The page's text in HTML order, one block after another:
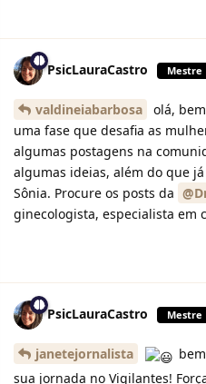
PsicLauraCastro Mestre
valdineiabarbosa
olá,
uma fase que desafia as
algumas postagens na
algumas ideias, além do que
Sônia. Procure os posts da
ginecologista, especialista em
PsicLauraCastro Mestre
janetejornalista
sua jornada no Vigilantes!